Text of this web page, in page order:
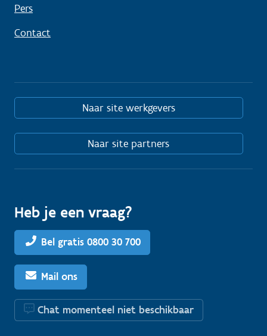
Pers
Contact
Naar site werkgevers
Naar site partners
Heb je een vraag?
Bel gratis 0800 30 700
Mail ons
Chat momenteel niet beschikbaar